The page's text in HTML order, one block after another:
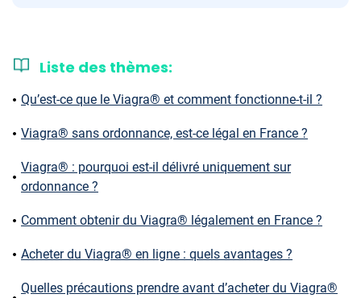
Liste des thèmes:
Qu’est-ce que le Viagra® et comment fonctionne-t-il ?
Viagra® sans ordonnance, est-ce légal en France ?
Viagra® : pourquoi est-il délivré uniquement sur
ordonnance ?
Comment obtenir du Viagra® légalement en France ?
Acheter du Viagra® en ligne : quels avantages ?
Quelles précautions prendre avant d’acheter du Viagra®